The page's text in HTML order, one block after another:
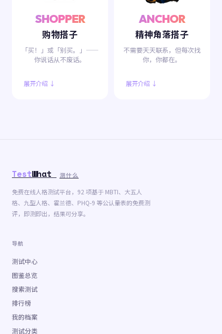
SHOPPER
购物搭子
「买！」或「别买。」——
你说话从不废话。
展开介绍 ↓
ANCHOR
精神角落搭子
不需要天天联系，但每次找
你，你都在。
展开介绍 ↓
TestWhat 测什么
免费在线人格测试平台，92 项基于 MBTI、大五人
格、九型人格、霍兰德、PHQ-9 等公认量表的免费测
评，即测即出，结果可分享。
导航
测试中心
图鉴总览
搜索测试
排行榜
我的档案
测试分类